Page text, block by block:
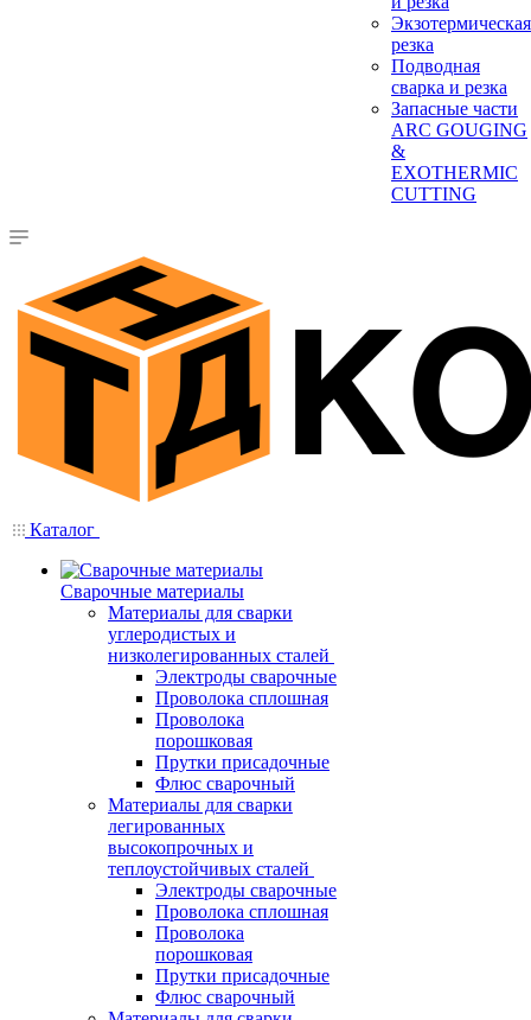
Экзотермическая
резка
Подводная
сварка и резка
Запасные части
ARC GOUGING
&
EXOTHERMIC
CUTTING
Каталог
Сварочные материалы
Материалы для сварки
углеродистых и
низколегированных сталей
Электроды сварочные
Проволока сплошная
Проволока
порошковая
Прутки присадочные
Флюс сварочный
Материалы для сварки
легированных
высокопрочных и
теплоустойчивых сталей
Электроды сварочные
Проволока сплошная
Проволока
порошковая
Прутки присадочные
Флюс сварочный